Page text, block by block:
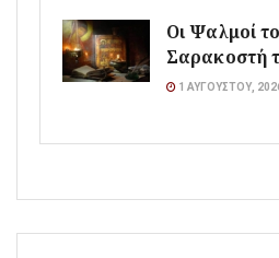
Οι Ψαλμοί
Σαρακοστή
1 ΑΥΓΟΎΣΤΟΥ,